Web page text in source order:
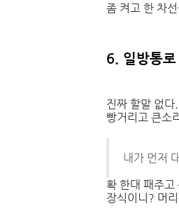
좀 켜고 한 차
6. 일방통
진짜 할말 없
빵거리고 큰소
내가 먼저
확 한대 패주고
장식이니? 머